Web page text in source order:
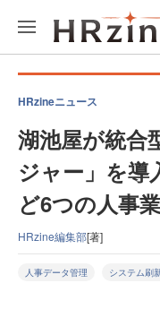
HRzineニュース
湖池屋が統合
ジャー」を
ど6つの人事
HRzine編集部[著]
人事データ管理 システム刷